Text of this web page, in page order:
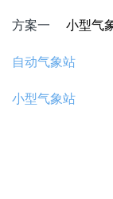
方案一 小型气
自动气象站
小型气象站